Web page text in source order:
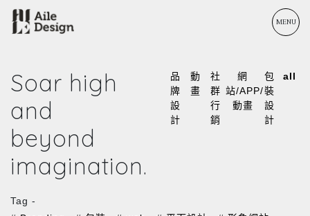
MENU
Soar high
and
beyond
imagination.
品
牌
設
計
動
畫
社
群
行
銷
網
站/APP/
動畫
包
裝
設
計
all
Tag -